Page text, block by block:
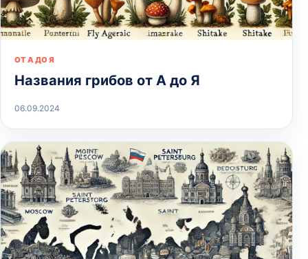
ОТ А ДО Я
Названия грибов от А до Я
06.09.2024